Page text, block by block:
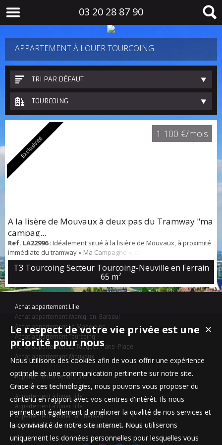
03 20 28 87 90
APPARTEMENT À LOUER TOURCOING
TRI PAR DÉFAUT
TOURCOING
Exclusivité
A la lisère de Mouvaux à deux pas du Tramway "ma
campag...
Ref. LA22996: Idéalement situé à la lisière de Mouvaux, à proximité
immédiate du tramway « Ma Campagne », ce bel appartement de
type 3 offre de beaux volumes et un cadre de vie agréable. Il se
compose d’une entrée, d’un salon-séjour lumineux ouvrant sur une
vaste terrasse, ainsi que d’une cuisine équipée. L’espace nuit
comprend deux chambres, dont une avec balcon, ainsi qu’une salle
T3 Tourcoing Secteur Tourcoing-Neuville en Ferrain
65 m²
1 100 €/mois
Achat appartement Lille
Achat appartement Marcq-en-Baroeul
Achat appartement La Madeleine
Achat appartement Tourcoing
Achat appartement Le Touquet-Paris-Plage
Achat appartement Mouvaux
Appartement à vendre Lille
Appartement à vendre Lille
Appartement à louer Lille
Appartement à louer Lille
Appartement à louer Lambersart
Appartement à vendre Le Touquet-Paris-Plage
✕
Le respect de votre vie privée est une
priorité pour nous
Nous utilisons des cookies afin de vous offrir une expérience
optimale et une communication pertinente sur notre site.
Grace à ces technologies, nous pouvons vous proposer du
contenu en rapport avec vos centres d'intérêt. Ils nous
permettent également d'améliorer la qualité de nos services et
la convivialité de notre site internet. Nous utiliserons
uniquement les données personnelles pour lesquelles vous